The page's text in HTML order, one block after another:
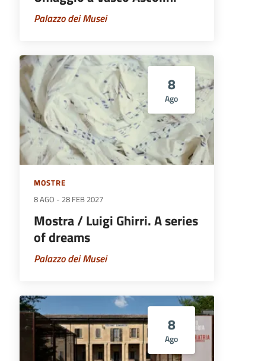
Palazzo dei Musei
8
Ago
MOSTRE
8 AGO - 28 FEB 2027
Mostra / Luigi Ghirri. A series
of dreams
Palazzo dei Musei
8
Ago